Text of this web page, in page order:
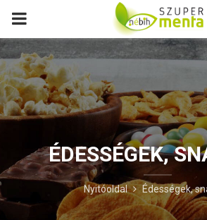
P
R
I
A
R
ÉDESSÉGEK,
Nyitóoldal Édességek,